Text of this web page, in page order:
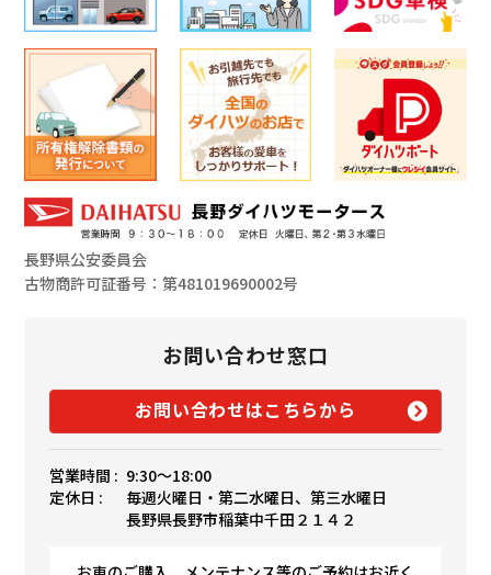
長野県公安委員会
古物商許可証番号：第481019690002号
お問い合わせ窓口
お問い合わせはこちらから
営業時間 : 9:30〜18:00
定休日 :
毎週火曜日・第二水曜日、第三水曜日
長野県長野市稲葉中千田２１４２